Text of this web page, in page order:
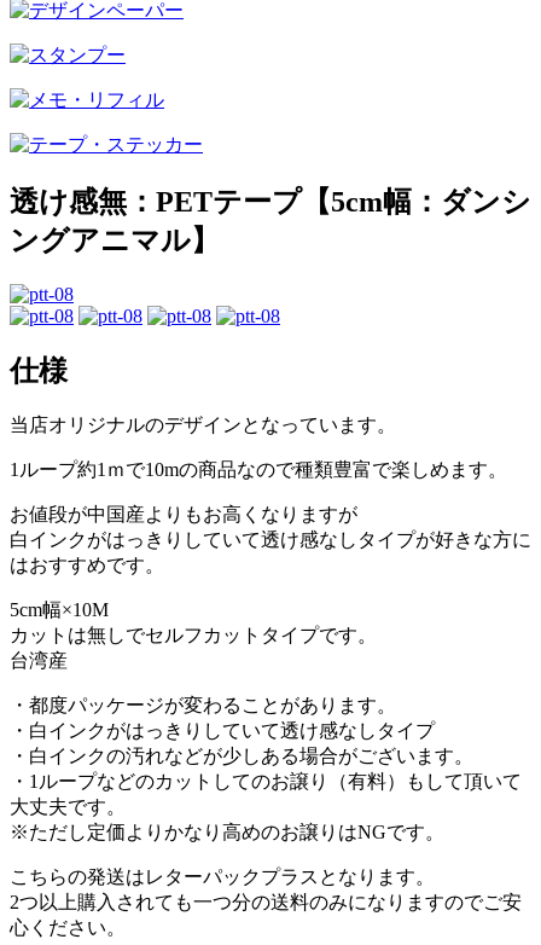
透け感無：PETテープ【5cm幅：ダンシ
ングアニマル】
仕様
当店オリジナルのデザインとなっています。
1ループ約1ｍで10mの商品なので種類豊富で楽しめます。
お値段が中国産よりもお高くなりますが
白インクがはっきりしていて透け感なしタイプが好きな方に
はおすすめです。
5cm幅×10M
カットは無しでセルフカットタイプです。
台湾産
・都度パッケージが変わることがあります。
・白インクがはっきりしていて透け感なしタイプ
・白インクの汚れなどが少しある場合がございます。
・1ループなどのカットしてのお譲り（有料）もして頂いて
大丈夫です。
※ただし定価よりかなり高めのお譲りはNGです。
こちらの発送はレターパックプラスとなります。
2つ以上購入されても一つ分の送料のみになりますのでご安
心ください。